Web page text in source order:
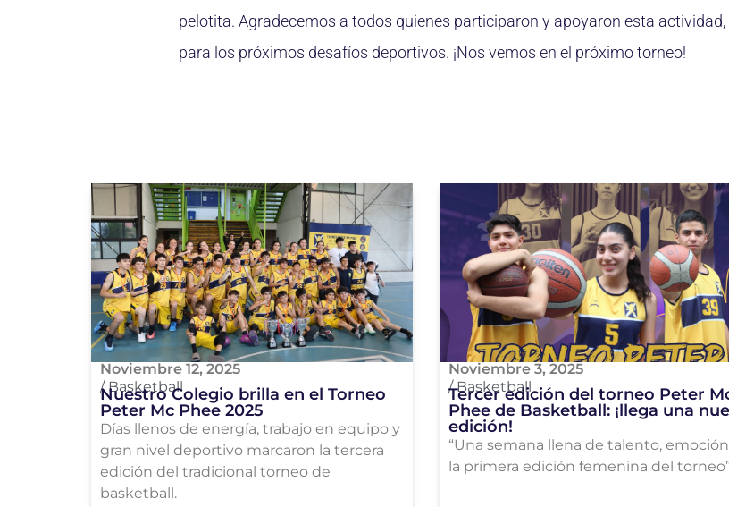
pelotita. Agradecemos a todos quienes participaron y apoyaron esta
para los próximos desafíos deportivos. ¡Nos vemos en el próximo torneo!
Noviembre 12, 2025
/ Basketball
Nuestro Colegio brilla en el Torneo
Peter Mc Phee 2025
Días llenos de energía, trabajo en equipo y
gran nivel deportivo marcaron la tercera
edición del tradicional torneo de
basketball.
Noviembre 3, 2025
/Basketball
Tercer edición del torneo Peter
Phee de Basketball: ¡llega una
edición!
“Una semana llena de talento,
la primera edición femenina del torneo”